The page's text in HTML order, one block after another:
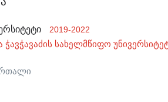
2019-2022
ჭავჭავაძის სახელმწიფო